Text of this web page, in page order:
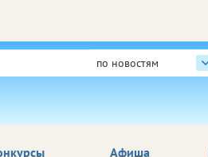
по новостям
Афиша